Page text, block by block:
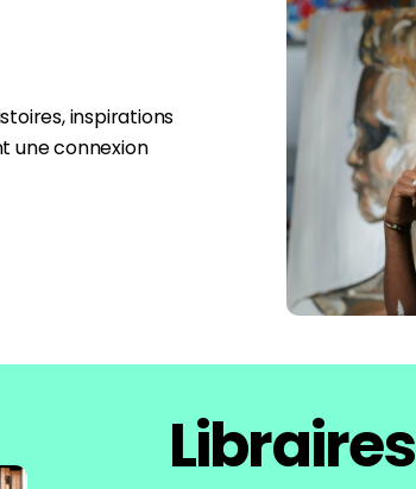
inspirations
une connexion
Libraires